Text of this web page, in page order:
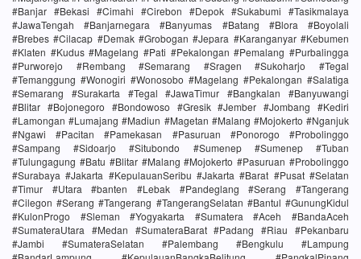
#Banjar #Bekasi #Cimahi #Cirebon #Depok #Sukabumi #Tasikmalaya
#JawaTengah #Banjarnegara #Banyumas #Batang #Blora #Boyolali
#Brebes #Cilacap #Demak #Grobogan #Jepara #Karanganyar #Kebumen
#Klaten #Kudus #Magelang #Pati #Pekalongan #Pemalang #Purbalingga
#Purworejo #Rembang #Semarang #Sragen #Sukoharjo #Tegal
#Temanggung #Wonogiri #Wonosobo #Magelang #Pekalongan #Salatiga
#Semarang #Surakarta #Tegal #JawaTimur #Bangkalan #Banyuwangi
#Blitar #Bojonegoro #Bondowoso #Gresik #Jember #Jombang #Kediri
#Lamongan #Lumajang #Madiun #Magetan #Malang #Mojokerto #Nganjuk
#Ngawi #Pacitan #Pamekasan #Pasuruan #Ponorogo #Probolinggo
#Sampang #Sidoarjo #Situbondo #Sumenep #Sumenep #Tuban
#Tulungagung #Batu #Blitar #Malang #Mojokerto #Pasuruan #Probolinggo
#Surabaya #Jakarta #KepulauanSeribu #Jakarta #Barat #Pusat #Selatan
#Timur #Utara #banten #Lebak #Pandeglang #Serang #Tangerang
#Cilegon #Serang #Tangerang #TangerangSelatan #Bantul #GunungKidul
#KulonProgo #Sleman #Yogyakarta #Sumatera #Aceh #BandaAceh
#SumateraUtara #Medan #SumateraBarat #Padang #Riau #Pekanbaru
#Jambi #SumateraSelatan #Palembang #Bengkulu #Lampung